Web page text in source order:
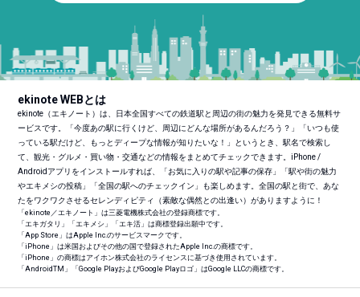
ekinote WEBとは
ekinote（エキノート）は、日本全国すべての鉄道駅と周辺の街の魅力を発見できる無料サ
ービスです。「今度あの駅に行くけど、周辺にどんな場所があるんだろう？」「いつも使
っている駅だけど、もっとディープな情報が知りたいな！」というとき、駅名で検索し
て、観光・グルメ・買い物・交通などの情報をまとめてチェックできます。iPhone /
Androidアプリをインストールすれば、「お気に入りの駅や記事の保存」「駅や街の魅力
やエキメシの投稿」「全国の駅へのチェックイン」も楽しめます。全国の駅と街で、あな
たをワクワクさせるセレンディピティ（素敵な偶然との出逢い）がありますように！
「ekinote／エキノート」は三菱電機株式会社の登録商標です。
「エキガタリ」「エキメシ」「エキ活」は商標登録出願中です。
「App Store」はApple Inc.のサービスマークです。
「iPhone」は米国およびその他の国で登録されたApple Inc.の商標です。
「iPhone」の商標はアイホン株式会社のライセンスに基づき使用されています。
「AndroidTM 」「Google PlayおよびGoogle Playロゴ」はGoogle LLCの商標です。